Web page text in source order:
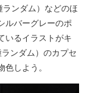
ンダム）などのほ
ルバーグレーのポ
いるイラストがキ
ンダム）のカプセ
しよう。